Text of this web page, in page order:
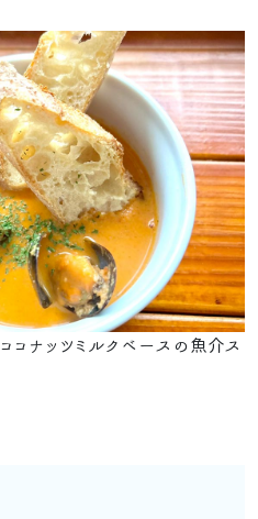
コナッツミルクベースの魚介ス